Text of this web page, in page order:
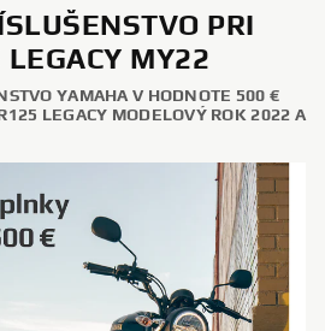
PRI
MY22
YAMAHA V HODNOTE 500 €
LEGACY MODELOVÝ ROK 2022 A